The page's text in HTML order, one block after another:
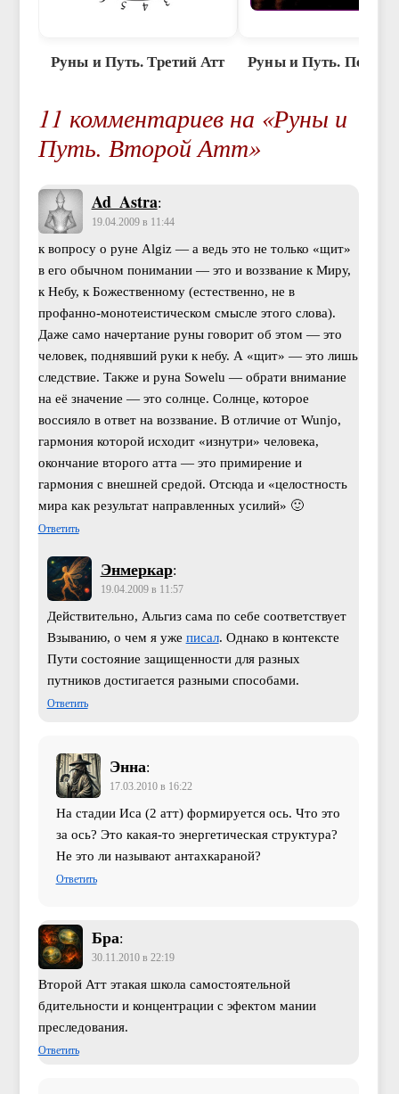
Руны и Путь. Третий Атт Руны и Путь.
11 комментариев на «Руны и
Путь. Второй Атт»
Ad_Astra:
19.04.2009 в 11:44
к вопросу о руне Algiz — а ведь это не только «щит»
в его обычном понимании — это и воззвание к Миру,
к Небу, к Божественному (естественно, не в
профанно-монотеистическом смысле этого слова).
Даже само начертание руны говорит об этом — это
человек, поднявший руки к небу. А «щит» — это лишь
следствие. Также и руна Sowelu — обрати внимание
на её значение — это солнце. Солнце, которое
воссияло в ответ на воззвание. В отличие от Wunjo,
гармония которой исходит «изнутри» человека,
окончание второго атта — это примирение и
гармония с внешней средой. Отсюда и «целостность
мира как результат направленных усилий» 🙂
Ответить
Энмеркар:
19.04.2009 в 11:57
Действительно, Альгиз сама по себе соответствует
Взыванию, о чем я уже писал. Однако в контексте
Пути состояние защищенности для разных
путников достигается разными способами.
Ответить
Энна:
17.03.2010 в 16:22
На стадии Иса (2 атт) формируется ось. Что это
за ось? Это какая-то энергетическая структура?
Не это ли называют антахкараной?
Ответить
Бра:
30.11.2010 в 22:19
Второй Атт этакая школа самостоятельной
бдительности и концентрации с эфектом мании
преследования.
Ответить